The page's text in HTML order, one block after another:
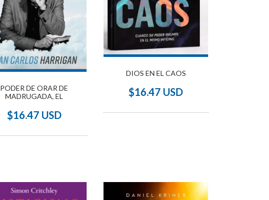
PODER DE ORAR DE
MADRUGADA, EL
$16.47 USD
DIOS EN EL CAOS
$16.47 USD